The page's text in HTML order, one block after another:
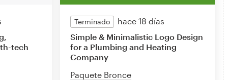
tech
Terminado
hace 18 días
Simple & Minimalistic Logo Design
for a Plumbing and Heating
Company
Paquete Bronce